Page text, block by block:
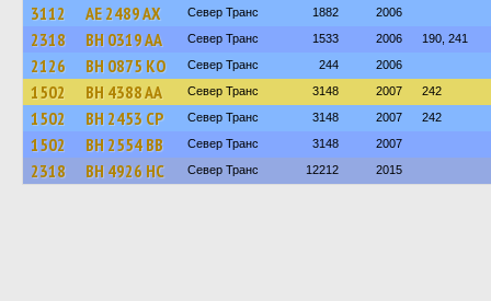
3112 AE 2489 AX Север Транс 1882 2006
2318 BH 0319 AA Север Транс 1533 2006 190, 241
2126 BH 0875 KO Север Транс 244 2006
1502 BH 4388 AA Север Транс 3148 2007 242
1502 BH 2453 CP Север Транс 3148 2007 242
1502 BH 2554 BB Север Транс 3148 2007
2318 BH 4926 HC Север Транс 12212 2015